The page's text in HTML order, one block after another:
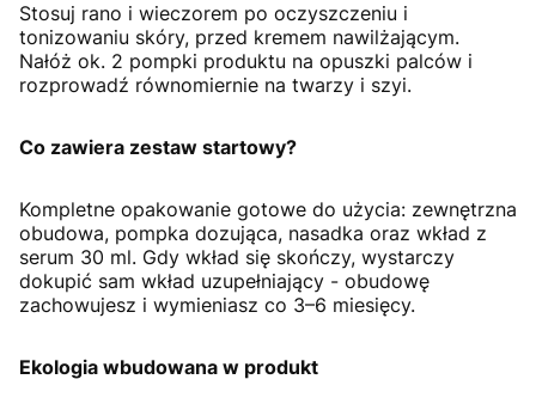
Stosuj rano i wieczorem po oczyszczeniu i
tonizowaniu skóry, przed kremem nawilżającym.
Nałóż ok. 2 pompki produktu na opuszki palców i
rozprowadź równomiernie na twarzy i szyi.
Co zawiera zestaw startowy?
Kompletne opakowanie gotowe do użycia: zewnętrzna
obudowa, pompka dozująca, nasadka oraz wkład z
serum 30 ml. Gdy wkład się skończy, wystarczy
dokupić sam wkład uzupełniający - obudowę
zachowujesz i wymieniasz co 3–6 miesięcy.
Ekologia wbudowana w produkt